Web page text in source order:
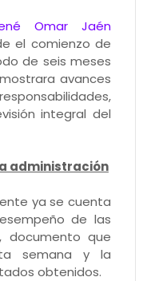
Omar Jaén
el comienzo de
de seis meses
avances
integral del
administración
ya se cuenta
de las
documento que
semana y la
obtenidos.